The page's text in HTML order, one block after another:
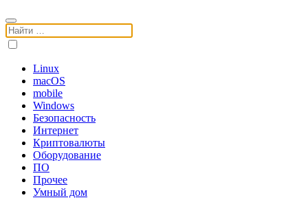
Поиск:
Linux
macOS
mobile
Windows
Безопасность
Интернет
Криптовалюты
Оборудование
ПО
Прочее
Умный дом